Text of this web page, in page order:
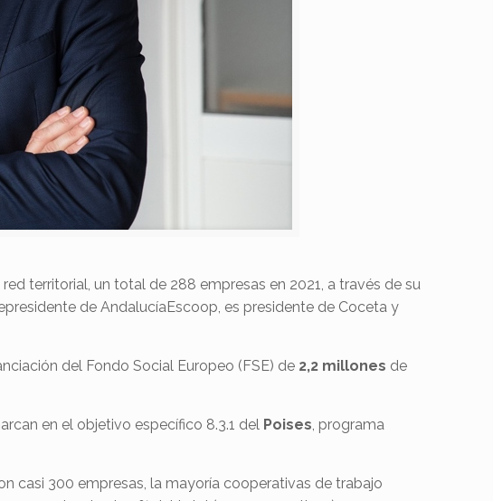
territorial, un total de 288 empresas en 2021, a través de su
de AndalucíaEscoop, es presidente de Coceta y
del Fondo Social Europeo (FSE) de 2,2 millones de
en el objetivo específico 8.3.1 del Poises, programa
casi 300 empresas, la mayoría cooperativas de trabajo